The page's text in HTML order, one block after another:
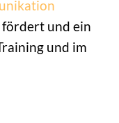
fördert und ein
und im